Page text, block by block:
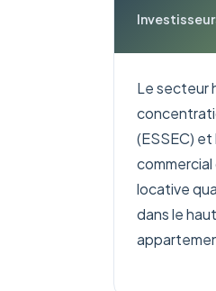
Le secteur
(ESSEC)
locative
dans le